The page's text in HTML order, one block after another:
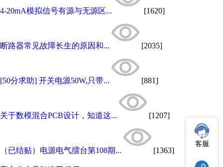
4-20mA模拟信号有源与无源区... [1620]
断路器常见故障长生的原因和... [2035]
[50分求助] 开关电源50W,只带... [881]
关于数模混合PCB设计，知道这... [1207]
（已结贴）电源电气擂台第108期... [1363]
客服